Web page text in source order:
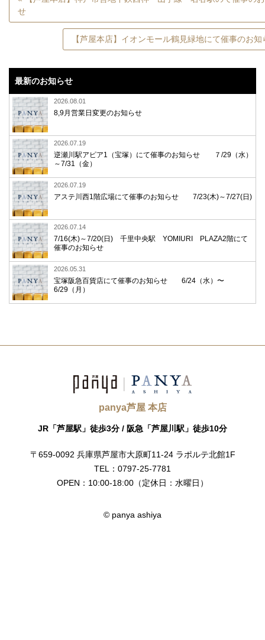
せ
【芦屋本店】イオンモール鶴見緑地にて催事のお知
最新のお知らせ
2026.08.01
8,9月営業日変更のお知らせ
2026.07.19
逆瀬川駅アピア1（宝塚）にて催事のお知らせ ７/29（水）
～7/31（金）
2026.07.19
アステ川西1階広場にて催事のお知らせ 7/23(木)～7/27(日)
2026.07.14
7/16(木)～7/20(日) 千里中央駅 YOMIURI PLAZA2階にて
催事のお知らせ
2026.05.31
宝塚阪急百貨店にて催事のお知らせ 6/24（水）〜
6/29（月）
panya芦屋 本店
JR「芦屋駅」徒歩3分 / 阪急「芦屋川駅」徒歩10分
〒659-0092 兵庫県芦屋市大原町11-24 ラポルテ北館1F
TEL：0797-25-7781
OPEN：10:00-18:00 （定休日：水曜日）
© panya ashiya